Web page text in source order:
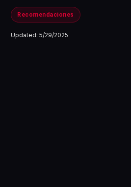
Recomendaciones
Updated:5/29/2025